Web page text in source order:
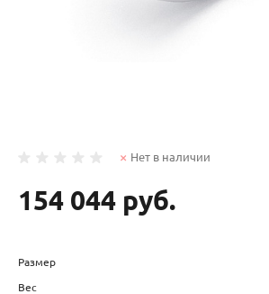
Нет в наличии
154 044 руб.
Размер
Вес